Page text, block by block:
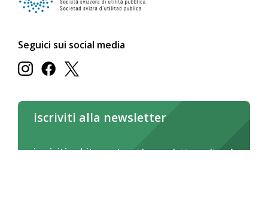
Seguici sui social media
iscriviti alla newsletter
iscriviti subito Leggi la newsletter online